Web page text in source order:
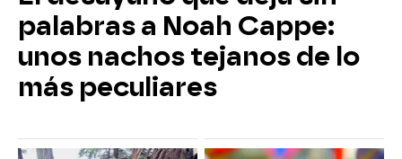
palabras a Noah Cappe:
unos nachos tejanos de lo
más peculiares